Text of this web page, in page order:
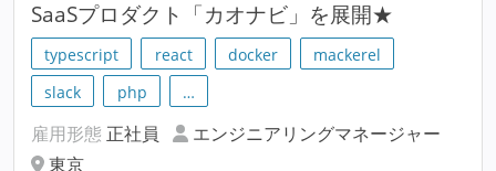
SaaSプロダクト「カオナビ」を展開★
typescript react docker
mackerel
slack
php …
雇用形態 正社員
エンジニアリングマネージャー
東京